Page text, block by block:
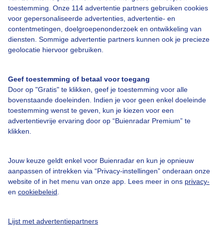
toestemming. Onze 114 advertentie partners gebruiken cookies
voor gepersonaliseerde advertenties, advertentie- en
contentmetingen, doelgroepenonderzoek en ontwikkeling van
diensten. Sommige advertentie partners kunnen ook je precieze
geolocatie hiervoor gebruiken.
Geef toestemming of betaal voor toegang
Door op "Gratis" te klikken, geef je toestemming voor alle
bovenstaande doeleinden. Indien je voor geen enkel doeleinde
toestemming wenst te geven, kun je kiezen voor een
advertentievrije ervaring door op “Buienradar Premium” te
klikken.
Jouw keuze geldt enkel voor Buienradar en kun je opnieuw
aanpassen of intrekken via “Privacy-instellingen” onderaan onze
website of in het menu van onze app. Lees meer in ons privacy-
en cookiebeleid
Lijst met advertentiepartners
Over Buienradar
Contact
Toegankelijkheid
Gebruikersvoorwaarden
Buienradar Team
Privacy beleid
Cookie beleid
Gratis weerdata